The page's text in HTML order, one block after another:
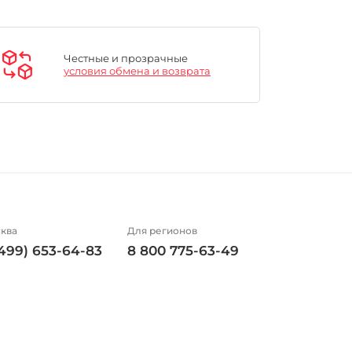
Честные и прозрачные
условия обмена и возврата
653-64-83
Для регионов
8 800 775-63-49